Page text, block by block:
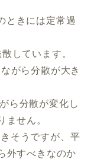
ときには定常過
しています。
がら分散が大き
ら分散が変化し
ません。
そうですが、平
外すべきなのか